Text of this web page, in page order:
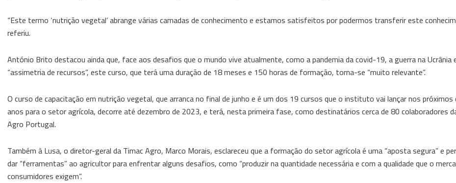
“Este termo ‘nutrição vegetal’ abrange várias camadas de conhecimento e estamos satisfeitos por podermos transferir este
referiu.
António Brito destacou ainda que, face aos desafios que o mundo vive atualmente, como a pandemia da covid-19, a guerra na Ucrânia
“assimetria de recursos”, este curso, que terá uma duração de 18 meses e 150 horas de formação, torna-se “muito relevante”.
O curso de capacitação em nutrição vegetal, que arranca no final de junho e é um dos 19 cursos que o instituto vai lançar nos próximos
anos para o setor agrícola, decorre até dezembro de 2023, e terá, nesta primeira fase, como destinatários cerca de 80 colaboradores
Agro Portugal.
Também à Lusa, o diretor-geral da Timac Agro, Marco Morais, esclareceu que a formação do setor agrícola é uma “aposta segura” e
dar “ferramentas” ao agricultor para enfrentar alguns desafios, como “produzir na quantidade necessária e com a qualidade que o
consumidores exigem”.